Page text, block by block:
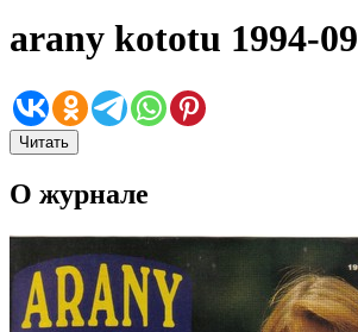
arany kototu 1994-09
Читать
О журнале